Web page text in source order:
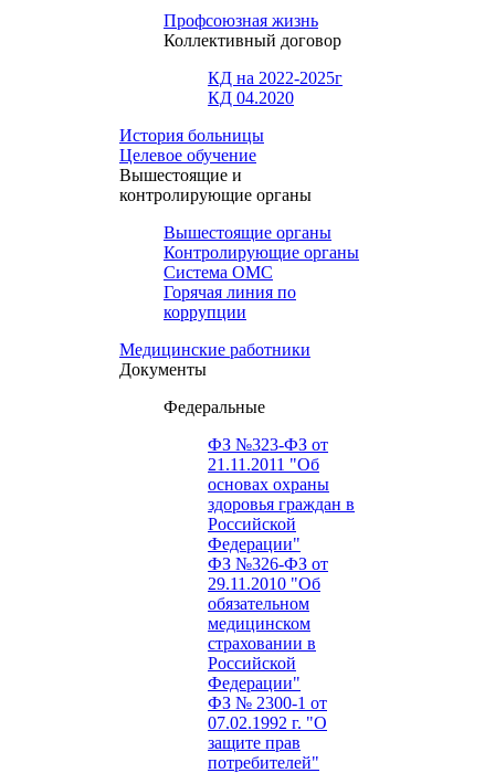
Профсоюзная жизнь
Коллективный договор
КД на 2022-2025г
КД 04.2020
История больницы
Целевое обучение
Вышестоящие и
контролирующие органы
Вышестоящие органы
Контролирующие органы
Система ОМС
Горячая линия по
коррупции
Медицинские работники
Документы
Федеральные
ФЗ №323-ФЗ от
21.11.2011 "Об
основах охраны
здоровья граждан в
Российской
Федерации"
ФЗ №326-ФЗ от
29.11.2010 "Об
обязательном
медицинском
страховании в
Российской
Федерации"
ФЗ № 2300-1 от
07.02.1992 г. "О
защите прав
потребителей"